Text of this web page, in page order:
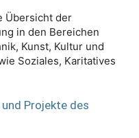
Übersicht der
in den Bereichen
Kunst, Kultur und
Soziales, Karitatives
Projekte des